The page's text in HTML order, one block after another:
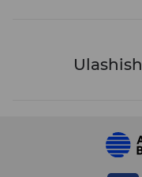
Ulashish